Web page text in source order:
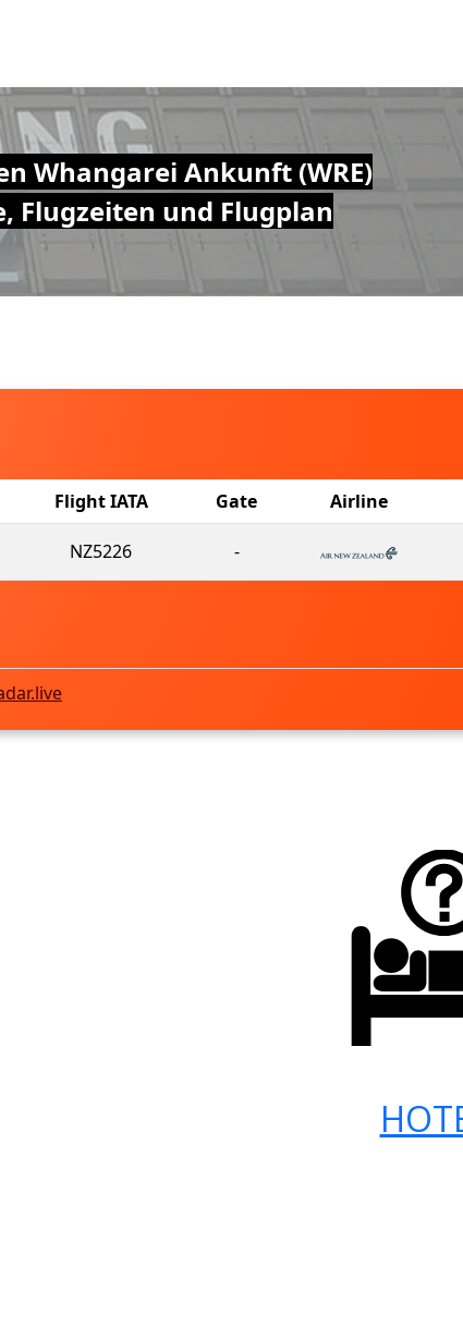
Whangarei Ankunft (WRE)
Flugzeiten und Flugplan
Flight IATA Gate Airline
NZ5226 -